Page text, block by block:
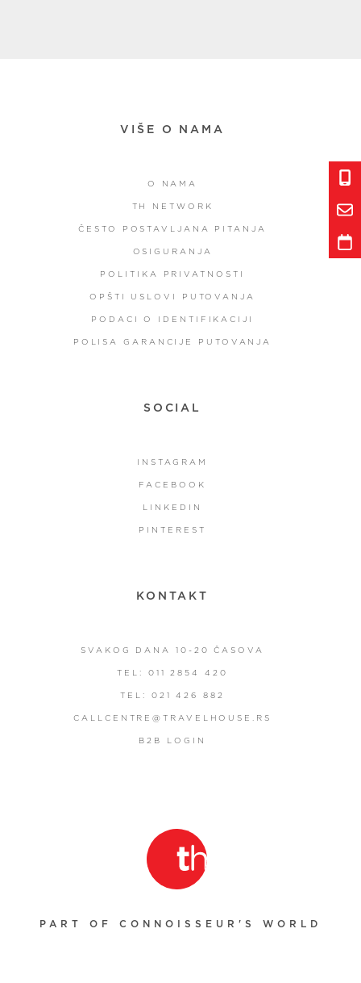
VIŠE O NAMA
O NAMA
TH NETWORK
ČESTO POSTAVLJANA PITANJA
OSIGURANJA
POLITIKA PRIVATNOSTI
OPŠTI USLOVI PUTOVANJA
PODACI O IDENTIFIKACIJI
POLISA GARANCIJE PUTOVANJA
SOCIAL
INSTAGRAM
FACEBOOK
LINKEDIN
PINTEREST
KONTAKT
SVAKOG DANA 10-20 ČASOVA
TEL: 011 2854 420
TEL: 021 426 882
CALLCENTRE@TRAVELHOUSE.RS
B2B LOGIN
PART OF CONNOISSEUR'S WORLD